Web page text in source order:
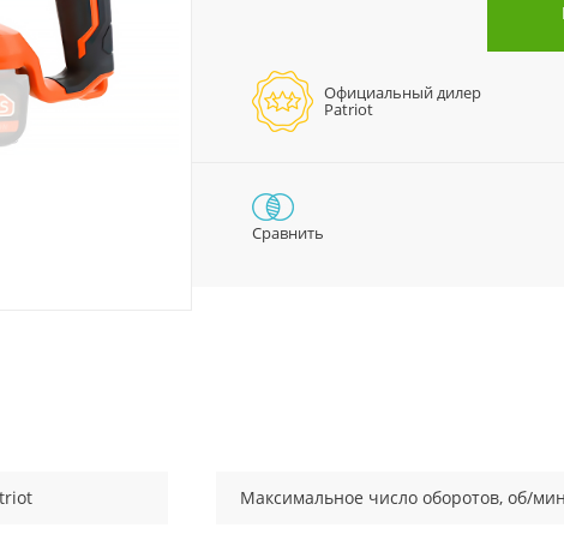
Официальный дилер
Patriot
Сравнить
Максимальное число оборотов, об/мин